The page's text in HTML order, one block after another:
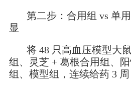
第二步：合用组 vs 单用
显
将 48 只高血压模型大鼠
组、灵芝 + 葛根合用组、阳
组、模型组，连续给药 3 周